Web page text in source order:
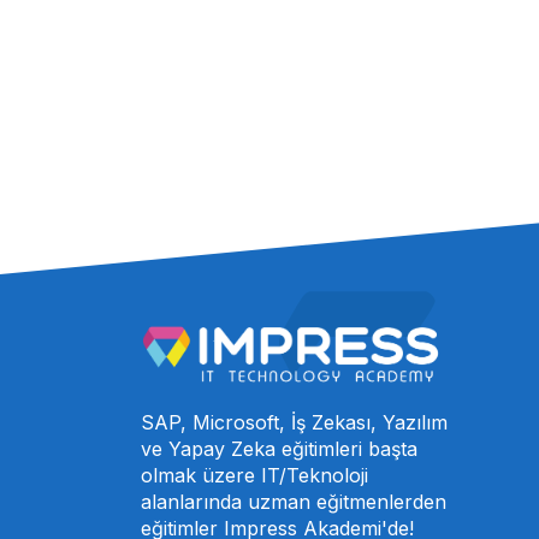
SAP, Microsoft, İş Zekası, Yazılım
ve Yapay Zeka eğitimleri başta
olmak üzere IT/Teknoloji
alanlarında uzman eğitmenlerden
eğitimler Impress Akademi'de!